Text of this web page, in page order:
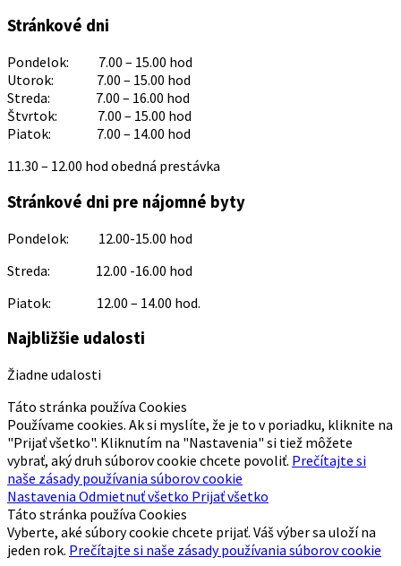
Stránkové dni
Pondelok: 7.00 – 15.00 hod
Utorok: 7.00 – 15.00 hod
Streda: 7.00 – 16.00 hod
Štvrtok: 7.00 – 15.00 hod
Piatok: 7.00 – 14.00 hod
11.30 – 12.00 hod obedná prestávka
Stránkové dni pre nájomné byty
Pondelok: 12.00-15.00 hod
Streda: 12.00 -16.00 hod
Piatok: 12.00 – 14.00 hod.
Najbližšie udalosti
Žiadne udalosti
Táto stránka používa Cookies
Používame cookies. Ak si myslíte, že je to v poriadku, kliknite na
"Prijať všetko". Kliknutím na "Nastavenia" si tiež môžete
vybrať, aký druh súborov cookie chcete povoliť. Prečítajte si
naše zásady používania súborov cookie
Nastavenia Odmietnuť všetko Prijať všetko
Táto stránka používa Cookies
Vyberte, aké súbory cookie chcete prijať. Váš výber sa uloží na
jeden rok. Prečítajte si naše zásady používania súborov cookie